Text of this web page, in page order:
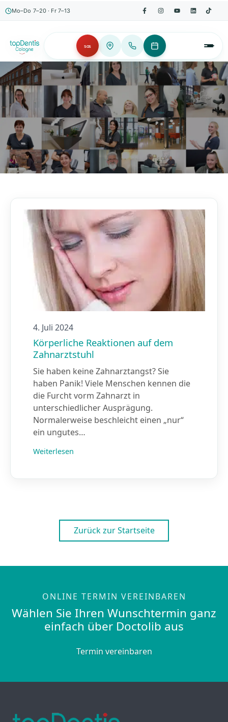
Mo–Do 7–20 · Fr 7–13
SOS
Unser Blog
4. Juli 2024
Körperliche Reaktionen auf dem
Zahnarztstuhl
Sie haben keine Zahnarztangst? Sie
haben Panik! Viele Menschen kennen die
die Furcht vorm Zahnarzt in
unterschiedlicher Ausprägung.
Normalerweise beschleicht einen „nur“
ein ungutes…
Weiterlesen
Zurück zur Startseite
ONLINE TERMIN VEREINBAREN
Wählen Sie Ihren Wunschtermin ganz
einfach über Doctolib aus
Termin vereinbaren